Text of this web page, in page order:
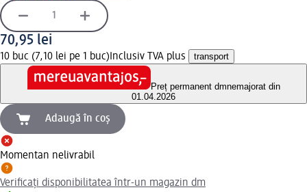
70,95 lei
10 buc (7,10 lei pe 1 buc) Inclusiv TVA plus transport
Preț permanent dmnemajorat din
01.04.2026
Adaugă în coș
Momentan nelivrabil
Verificați disponibilitatea într-un magazin dm